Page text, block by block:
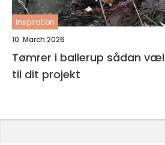
inspiration
10. March 2026
Tømrer i ballerup sådan vælger du den rette
til dit projekt